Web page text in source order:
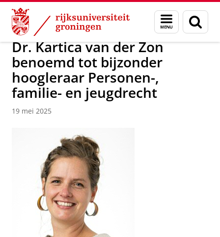
Skip
Content
Skip
Navigation
Menu
en
zoeken
Over ons Nieuwsarchief
Dr. Kartica van der Zon
benoemd tot bijzonder
hoogleraar Personen-,
familie- en jeugdrecht
19 mei 2025